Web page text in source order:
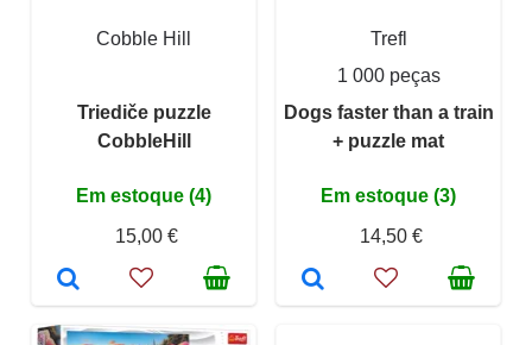
Cobble Hill
Triediče puzzle
CobbleHill
Em estoque (4)
15,00 €
Trefl
1 000 peças
Dogs faster than a train
+ puzzle mat
Em estoque (3)
14,50 €